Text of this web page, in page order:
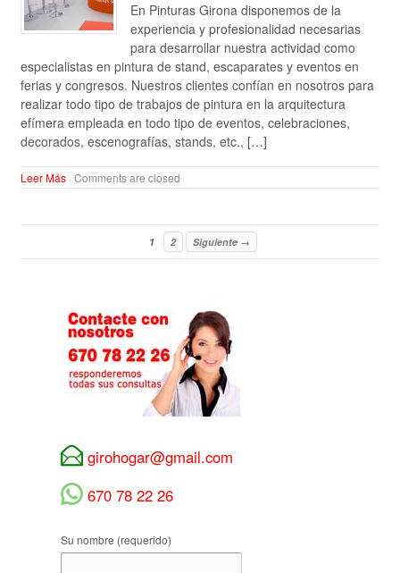
En Pinturas Girona disponemos de la
experiencia y profesionalidad necesarias
para desarrollar nuestra actividad como
especialistas en pintura de stand, escaparates y eventos en
ferias y congresos. Nuestros clientes confían en nosotros para
realizar todo tipo de trabajos de pintura en la arquitectura
efímera empleada en todo tipo de eventos, celebraciones,
decorados, escenografías, stands, etc., […]
Leer Más· Comments are closed
1 2 Siguiente →
girohogar@gmail.com
670 78 22 26
Su nombre (requerido)